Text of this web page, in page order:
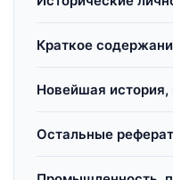
Краткое
Новейшая история,
Остальные